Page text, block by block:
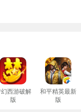
西游破解
版
和平精英最新
版